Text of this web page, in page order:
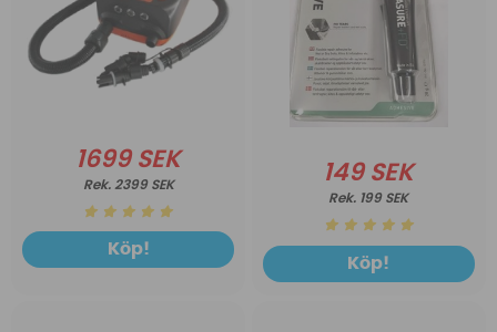
1699 SEK
2399 SEK
Köp!
149 SEK
199 SEK
Köp!